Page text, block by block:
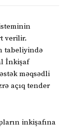
verilir.
tabeliyində
İnkişaf
məqsədli
açıq tender
inkişafına